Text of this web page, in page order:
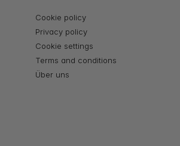
Cookie policy
Privacy policy
Cookie settings
Terms and conditions
Über uns